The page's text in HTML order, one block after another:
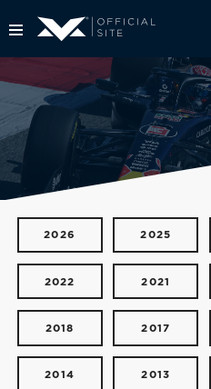
2026 2025
2022 2021
2018 2017
2014 2013